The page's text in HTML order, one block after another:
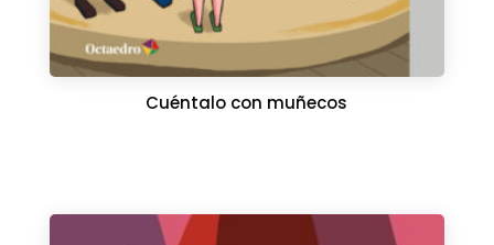
Cuéntalo con muñecos